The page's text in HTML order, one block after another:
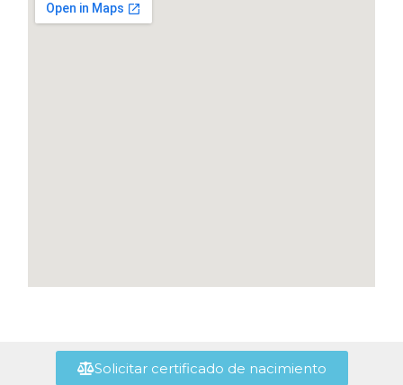
Solicitar certificado de nacimiento